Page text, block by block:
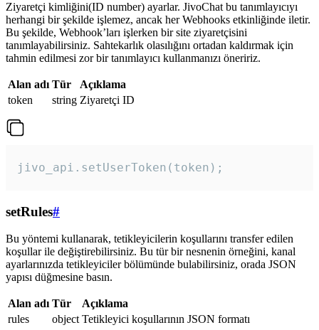
Ziyaretçi kimliğini(ID number) ayarlar. JivoChat bu tanımlayıcıyı
herhangi bir şekilde işlemez, ancak her Webhooks etkinliğinde iletir.
Bu şekilde, Webhook’ları işlerken bir site ziyaretçisini
tanımlayabilirsiniz. Sahtekarlık olasılığını ortadan kaldırmak için
tahmin edilmesi zor bir tanımlayıcı kullanmanızı öneririz.
Alan adı Tür
Açıklama
token
string Ziyaretçi ID
jivo_api.setUserToken(token);
setRules#
Bu yöntemi kullanarak, tetikleyicilerin koşullarını transfer edilen
koşullar ile değiştirebilirsiniz. Bu tür bir nesnenin örneğini, kanal
ayarlarınızda tetikleyiciler bölümünde bulabilirsiniz, orada JSON
yapısı düğmesine basın.
Alan adı Tür
Açıklama
rules
object Tetikleyici koşullarının JSON formatı